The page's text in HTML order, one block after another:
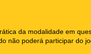
da modalidade em
não poderá participar do